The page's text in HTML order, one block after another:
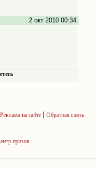
2 окт 2010 00:34
Реклама на сайте| Обратная связь
призов